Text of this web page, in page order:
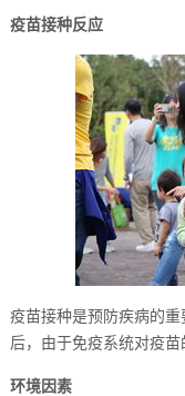
疫苗接种反应
疫苗接种是预防疾病的
后，由于免疫系统对疫苗
环境因素